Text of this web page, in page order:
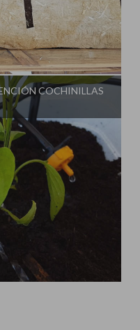
a Paso
COCHINILLAS
a Paso